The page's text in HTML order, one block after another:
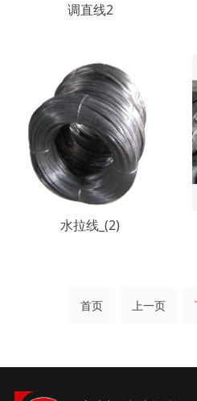
调直线2
水拉线_(2)
首页 上一页